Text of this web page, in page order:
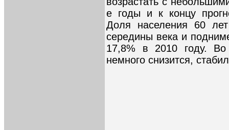
е годы и к концу
Доля населения 60
середины века и
17,8% в 2010 году. Во
немного снизится,